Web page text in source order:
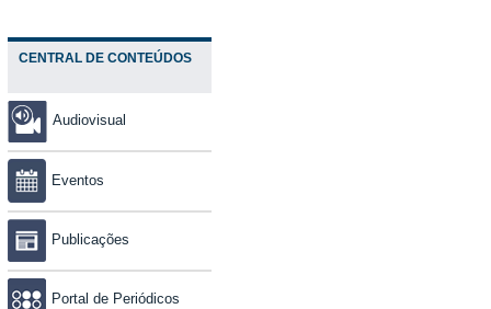
CENTRAL DE CONTEÚDOS
Audiovisual
Eventos
Publicações
Portal de Periódicos